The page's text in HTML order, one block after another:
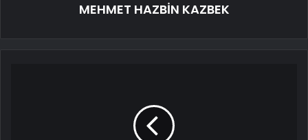
MEHMET HAZBİN KAZBEK